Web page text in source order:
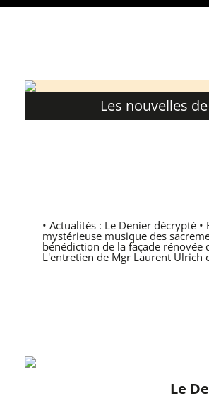
Les nouvelles
• Actualités : Le Denier décrypté
mystérieuse musique des
bénédiction de la façade rénovée
L'entretien de Mgr Laurent Ulrich
Le